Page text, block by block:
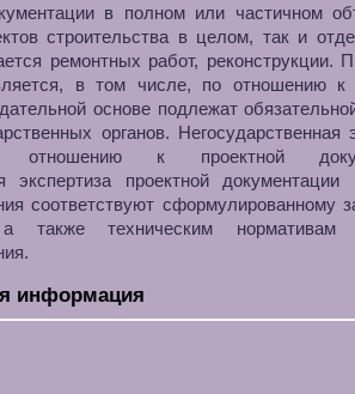
в полном или частичном
строительства в целом, так и
ремонтных работ, реконструкции.
в том числе, по отношению к
основе подлежат
органов. Негосударственная
отношению к проектной
экспертиза проектной документации
соответствуют сформулированному
а также техническим нормативам
информация